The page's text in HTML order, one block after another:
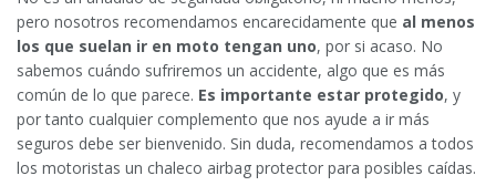
pero nosotros recomendamos encarecidamente que al menos
los que suelan ir en moto tengan uno, por si acaso. No
sabemos cuándo sufriremos un accidente, algo que es más
común de lo que parece. Es importante estar protegido, y
por tanto cualquier complemento que nos ayude a ir más
seguros debe ser bienvenido. Sin duda, recomendamos a todos
los motoristas un chaleco airbag protector para posibles caídas.